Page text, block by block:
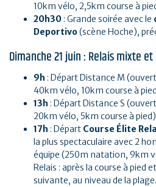
10km vélo, 2,5km course à
20h30 : Grande soirée avec le
Deportivo(scène Hoche),
Dimanche 21 juin : Relais mixte
9h : Départ Distance M
40km vélo, 10km course à
13h : Départ Distance S
20km vélo, 5km course à pied)
17h : Départ Course Élite
la plus spectaculaire avec 2
équipe (250m natation, 9km
Relais : après la course à pied
suivante, au niveau de la plage.